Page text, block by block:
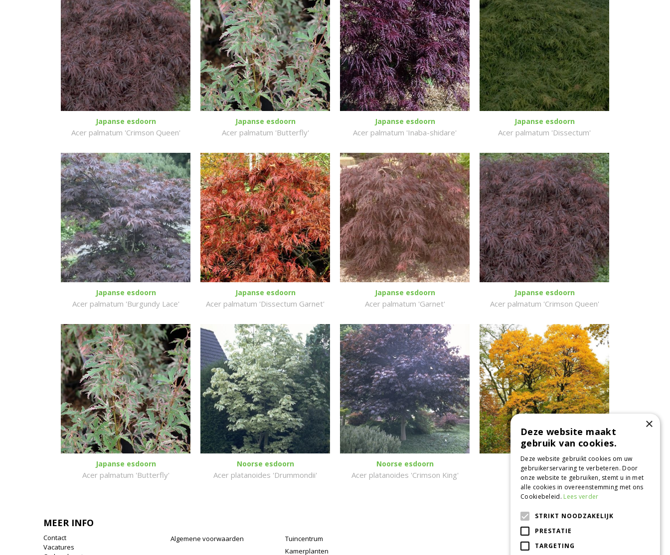
Japanse esdoorn
Acer palmatum 'Crimson Queen'
Japanse esdoorn
Acer palmatum 'Butterfly'
Japanse esdoorn
Acer palmatum 'Inaba-shidare'
Japanse esdoorn
Acer palmatum 'Dissectum'
Japanse esdoorn
Acer palmatum 'Burgundy Lace'
Japanse esdoorn
Acer palmatum 'Dissectum Garnet'
Japanse esdoorn
Acer palmatum 'Garnet'
Japanse esdoorn
Acer palmatum 'Crimson Queen'
Japanse esdoorn
Acer palmatum 'Butterfly'
Noorse esdoorn
Acer platanoides 'Drummondii'
Noorse esdoorn
Acer platanoides 'Crimson King'
Noorse esdoorn
Acer platanoides
MEER INFO
Contact
Vacatures
CONTACT
Tuincentrum de Oude Tol
Grintweg 360
Algemene voorwaarden
Tuincentrum
Kamerplanten
×
Deze website maakt
gebruik van cookies.
Deze website gebruikt cookies om uw
gebruikerservaring te verbeteren. Door
onze website te gebruiken, stemt u in met
alle cookies in overeenstemming met ons
Cookiebeleid. Lees verder
STRIKT NOODZAKELIJK
PRESTATIE
TARGETING